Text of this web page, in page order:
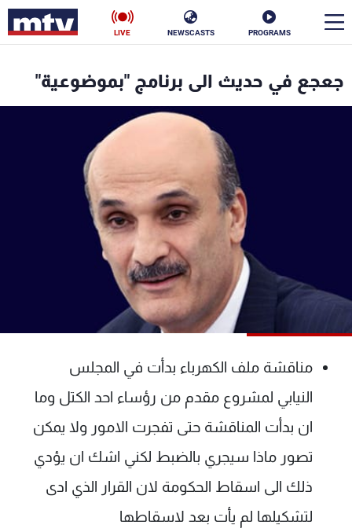
PROGRAMS
NEWSCASTS
LIVE
جعجع في حديث الى برنامج "بموضوعية"
مناقشة ملف الكهرباء بدأت في المجلس
النيابي لمشروع مقدم من رؤساء احد الكتل وما
ان بدأت المناقشة حتى تفجرت الامور ولا يمكن
تصور ماذا سيجري بالضبط لكني اشك ان يؤدي
ذلك الى اسقاط الحكومة لان القرار الذي ادى
لتشكيلها لم يأت بعد لاسقاطها
الأخبار
فن
رياضة
شاهد البرامج
الترددات
تواصل معنا
سياسة الخصوصية